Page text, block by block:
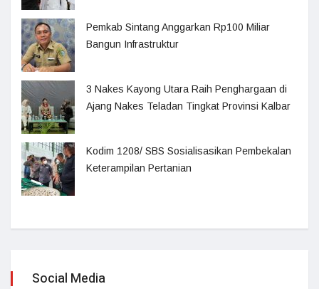
Pemkab Sintang Anggarkan Rp100 Miliar
Bangun Infrastruktur
3 Nakes Kayong Utara Raih Penghargaan di
Ajang Nakes Teladan Tingkat Provinsi Kalbar
Kodim 1208/ SBS Sosialisasikan Pembekalan
Keterampilan Pertanian
Social Media